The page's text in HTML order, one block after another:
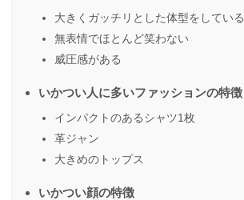
大きくガッチリとした体型をしている
無表情でほとんど笑わない
威圧感がある
いかつい人に多いファッションの特徴
インパクトのあるシャツ1枚
革ジャン
大きめのトップス
いかつい顔の特徴